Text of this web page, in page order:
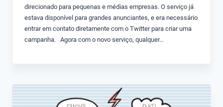
direcionado para pequenas e médias empresas. O serviço já
estava disponível para grandes anunciantes, e era necessário
entrar em contato diretamente com o Twitter para criar uma
campanha. Agora com o novo serviço, qualquer…